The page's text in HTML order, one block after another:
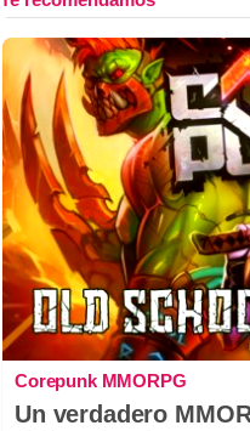
Corepunk MMORPG
Un verdadero